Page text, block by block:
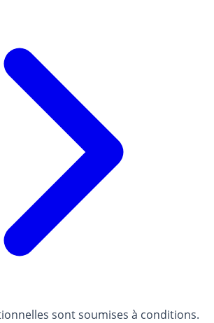
sont soumises à conditions.